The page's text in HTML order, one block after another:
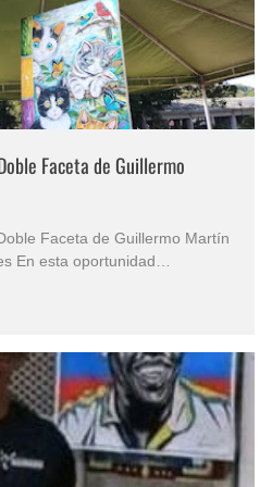
Faceta de Guillermo
Faceta de Guillermo Martín
En esta oportunidad
cultural como Guillermo
Su t…